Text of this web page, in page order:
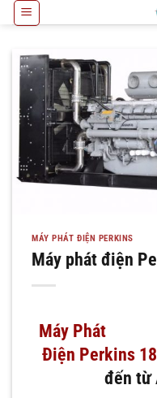
qua
dung
MÁY PHÁT ĐIỆN PERKINS
Máy phát điện
Máy Phát
Điện Perkins
đến từ